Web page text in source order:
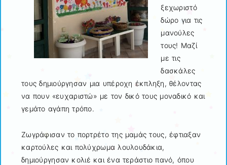
ξεχωριστό
δώρο για τις
μανούλες
τους! Μαζί
με τις
δασκάλες
τους δημιούργησαν μια υπέροχη έκπληξη, θέλοντας
να πουν «ευχαριστώ» με τον δικό τους μοναδικό και
γεμάτο αγάπη τρόπο.
Ζωγράφισαν το πορτρέτο της μαμάς τους, έφτιαξαν
καρτούλες και πολύχρωμα λουλουδάκια,
δημιούργησαν κολιέ και ένα τεράστιο πανό, όπου